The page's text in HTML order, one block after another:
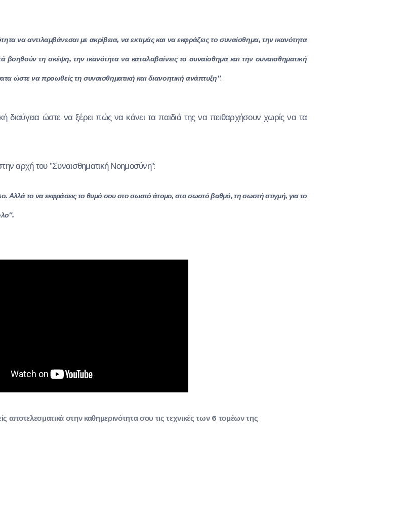
να αντιλαμβάνεσαι με ακρίβεια, να εκτιμάς και να εκφράζεις το συναίσθημα, την ικανότητα
βοηθούν τη σκέψη, την ικανότητα να καταλαβαίνεις το συναίσθημα και την συναισθηματική
ώστε να προωθείς τη συναισθηματική και διανοητική ανάπτυξη".
διαύγεια ώστε να ξέρει πώς να κάνει τα παιδιά της να πειθαρχήσουν χωρίς να τα
αρχή του "Συναισθηματική Νοημοσύνη":
Αλλά το να εκφράσεις το θυμό σου στο σωστό άτομο, στο σωστό βαθμό, τη σωστή στιγμή, για το
αποτελεσματικά στην καθημερινότητα σου τις τεχνικές των 6 τομέων της